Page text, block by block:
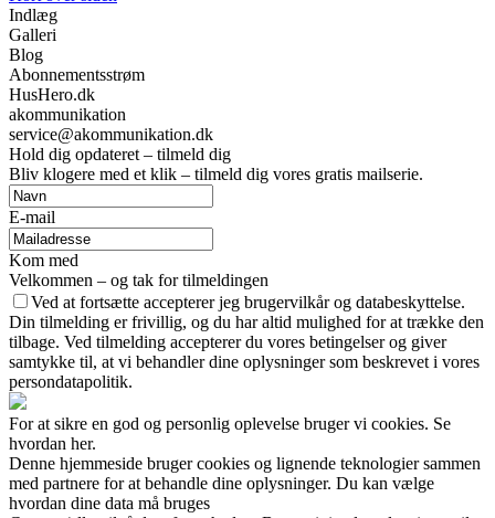
Indlæg
Galleri
Blog
Abonnementsstrøm
HusHero.dk
akommunikation
service@akommunikation.dk
Hold dig opdateret – tilmeld dig
Bliv klogere med et klik – tilmeld dig vores gratis mailserie.
E-mail
Kom med
Velkommen – og tak for tilmeldingen
Ved at fortsætte accepterer jeg brugervilkår og databeskyttelse.
Din tilmelding er frivillig, og du har altid mulighed for at trække den
tilbage. Ved tilmelding accepterer du vores betingelser og giver
samtykke til, at vi behandler dine oplysninger som beskrevet i vores
persondatapolitik.
For at sikre en god og personlig oplevelse bruger vi cookies. Se
hvordan her.
Denne hjemmeside bruger cookies og lignende teknologier sammen
med partnere for at behandle dine oplysninger. Du kan vælge
hvordan dine data må bruges